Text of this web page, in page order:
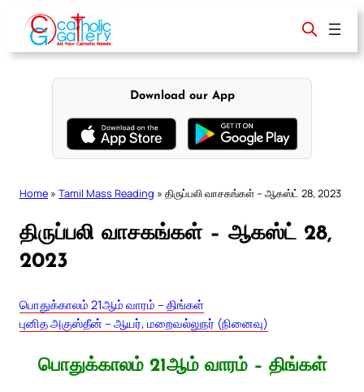
content
Download our App
Home » Tamil Mass Reading » திருப்பலி வாசகங்கள் – ஆகஸ்ட் 28, 2023
திருப்பலி வாசகங்கள் – ஆகஸ்ட் 28,
2023
பொதுக்காலம் 21ஆம் வாரம் – திங்கள்
புனித அகுஸ்தீன் – ஆயர், மறைவல்லுநர் (நினைவு)
பொதுக்காலம் 21ஆம் வாரம் – திங்கள்